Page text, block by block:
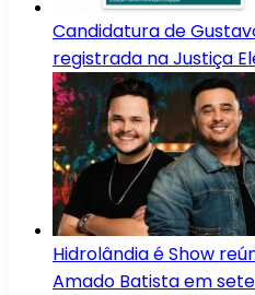
Candidatura de
registrada na Justiça
Hidrolândia é Show
Amado Batista em